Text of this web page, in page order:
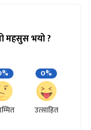
महसुस भयो ?
0%
उत्साहित